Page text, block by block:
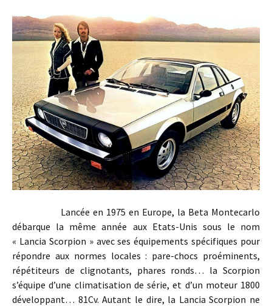
Lancée en 1975 en Europe, la Beta Montecarlo
débarque la même année aux Etats-Unis sous le nom
« Lancia Scorpion » avec ses équipements spécifiques pour
répondre aux normes locales : pare-chocs proéminents,
répétiteurs de clignotants, phares ronds… la Scorpion
s’équipe d’une climatisation de série, et d’un moteur 1800
développant… 81Cv. Autant le dire, la Lancia Scorpion ne